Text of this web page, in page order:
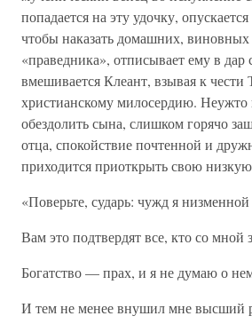
попадается на эту удочку,
чтобы наказать домашних, виновных
«праведника», отписывает ему в
вмешивается Клеант, взывая к чести
христианскому милосердию. Неужто
обездолить сына, слишком горячо
отца, спокойствие почтенной и
приходится приоткрыть свою
«Поверьте, сударь: чужд я
Вам это подтвердят все, кто со мной
Богатство — прах, и я не думаю о
И тем не менее внушил мне высший